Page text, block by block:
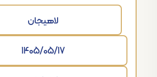
لاهیجان